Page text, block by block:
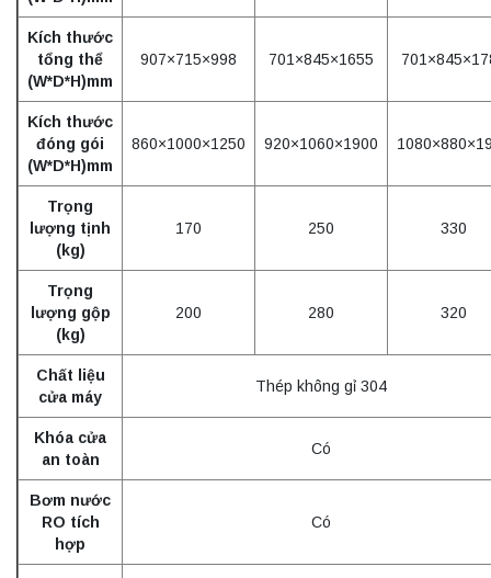
Kích thước
tổng thể
(W*D*H)mm
907×715×998 701×845×1655
Kích thước
đóng gói
(W*D*H)mm
860×1000×1250 920×1060×1900
Trọng
lượng tịnh
(kg)
170 250 330
Trọng
lượng gộp
(kg)
200 280 320
Chất liệu
cửa máy
Thép không gỉ 304
Khóa cửa
an toàn
Có
Bơm nước
RO tích
hợp
Có